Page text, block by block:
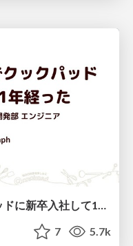
めちゃくちゃ悩んでクックパッドに新卒入社して1年経った/newgrads_event2020
7 5.7k